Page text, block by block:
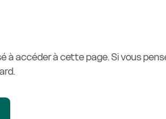
à accéder à cette page. Si vous